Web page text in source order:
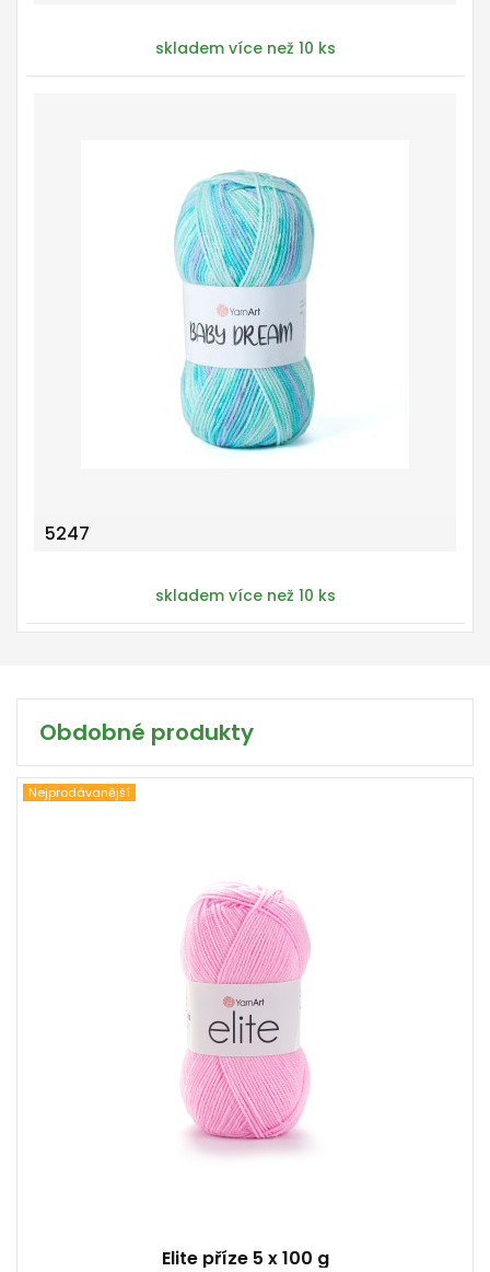
skladem více než 10 ks
5247
skladem více než 10 ks
Obdobné produkty
Nejprodávanější
5
Elite příze 5 x 100 g